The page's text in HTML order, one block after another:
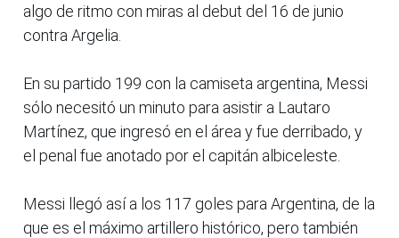
algo de ritmo con miras al debut del 16 de junio
contra Argelia.
En su partido 199 con la camiseta argentina, Messi
sólo necesitó un minuto para asistir a Lautaro
Martínez, que ingresó en el área y fue derribado, y
el penal fue anotado por el capitán albiceleste.
Messi llegó así a los 117 goles para Argentina, de la
que es el máximo artillero histórico, pero también